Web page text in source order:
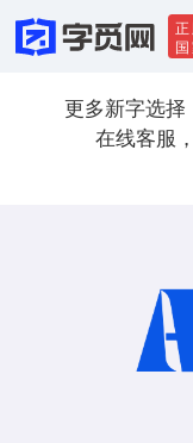
更多新字选择
在线客服